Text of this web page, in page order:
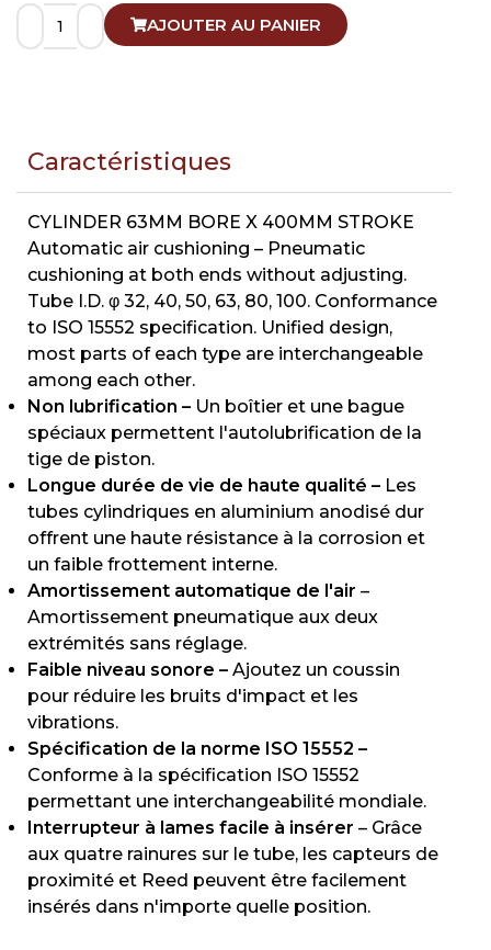
AJOUTER AU PANIER
Caractéristiques
CYLINDER 63MM BORE X 400MM STROKE
Automatic air cushioning – Pneumatic
cushioning at both ends without adjusting.
Tube I.D. φ 32, 40, 50, 63, 80, 100. Conformance
to ISO 15552 specification. Unified design,
most parts of each type are interchangeable
among each other.
Non lubrification – Un boîtier et une bague
spéciaux permettent l'autolubrification de la
tige de piston.
Longue durée de vie de haute qualité – Les
tubes cylindriques en aluminium anodisé dur
offrent une haute résistance à la corrosion et
un faible frottement interne.
Amortissement automatique de l'air –
Amortissement pneumatique aux deux
extrémités sans réglage.
Faible niveau sonore – Ajoutez un coussin
pour réduire les bruits d'impact et les
vibrations.
Spécification de la norme ISO 15552 –
Conforme à la spécification ISO 15552
permettant une interchangeabilité mondiale.
Interrupteur à lames facile à insérer – Grâce
aux quatre rainures sur le tube, les capteurs de
proximité et Reed peuvent être facilement
insérés dans n'importe quelle position.